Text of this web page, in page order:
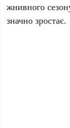
жнивного
значно зростає.